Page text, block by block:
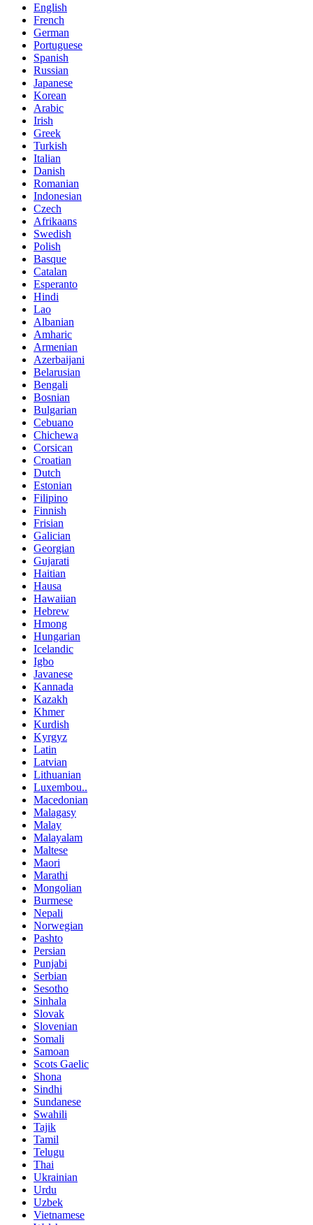
English
French
German
Portuguese
Spanish
Russian
Japanese
Korean
Arabic
Irish
Greek
Turkish
Italian
Danish
Romanian
Indonesian
Czech
Afrikaans
Swedish
Polish
Basque
Catalan
Esperanto
Hindi
Lao
Albanian
Amharic
Armenian
Azerbaijani
Belarusian
Bengali
Bosnian
Bulgarian
Cebuano
Chichewa
Corsican
Croatian
Dutch
Estonian
Filipino
Finnish
Frisian
Galician
Georgian
Gujarati
Haitian
Hausa
Hawaiian
Hebrew
Hmong
Hungarian
Icelandic
Igbo
Javanese
Kannada
Kazakh
Khmer
Kurdish
Kyrgyz
Latin
Latvian
Lithuanian
Luxembou..
Macedonian
Malagasy
Malay
Malayalam
Maltese
Maori
Marathi
Mongolian
Burmese
Nepali
Norwegian
Pashto
Persian
Punjabi
Serbian
Sesotho
Sinhala
Slovak
Slovenian
Somali
Samoan
Scots Gaelic
Shona
Sindhi
Sundanese
Swahili
Tajik
Tamil
Telugu
Thai
Ukrainian
Urdu
Uzbek
Vietnamese